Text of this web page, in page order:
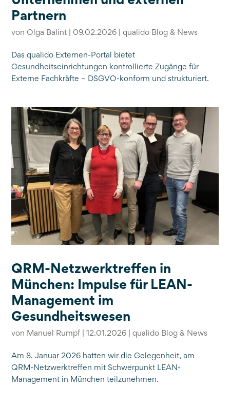
Partnern
vonOlga Balint |09.02.2026 |qualido Blog & News
Das qualido Externen-Portal bietet
Gesundheitseinrichtungen kontrollierte Zugänge für
Externe Fachkräfte – DSGVO-konform und strukturiert.
QRM-Netzwerktreffen in
München: Impulse für LEAN-
Management im
Gesundheitswesen
von Manuel Rumpf |12.01.2026 |qualido Blog & News
Am 8. Januar 2026 hatten wir die Gelegenheit, am
QRM-Netzwerktreffen mit Schwerpunkt LEAN-
Management in München teilzunehmen.